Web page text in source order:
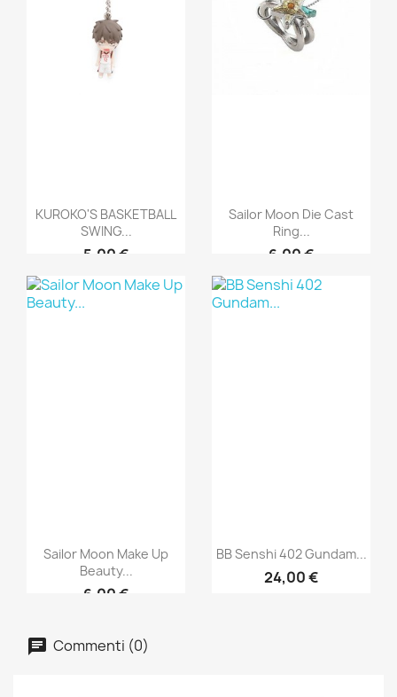
KUROKO'S BASKETBALL
SWING...
5,00 €
Sailor Moon Die Cast
Ring...
6,00 €
Sailor Moon Make Up
Beauty...
6,00 €
BB Senshi 402 Gundam...
24,00 €
Commenti (0)